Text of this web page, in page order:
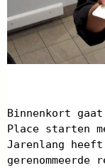
Binnenkort
Place starten
Jarenlang